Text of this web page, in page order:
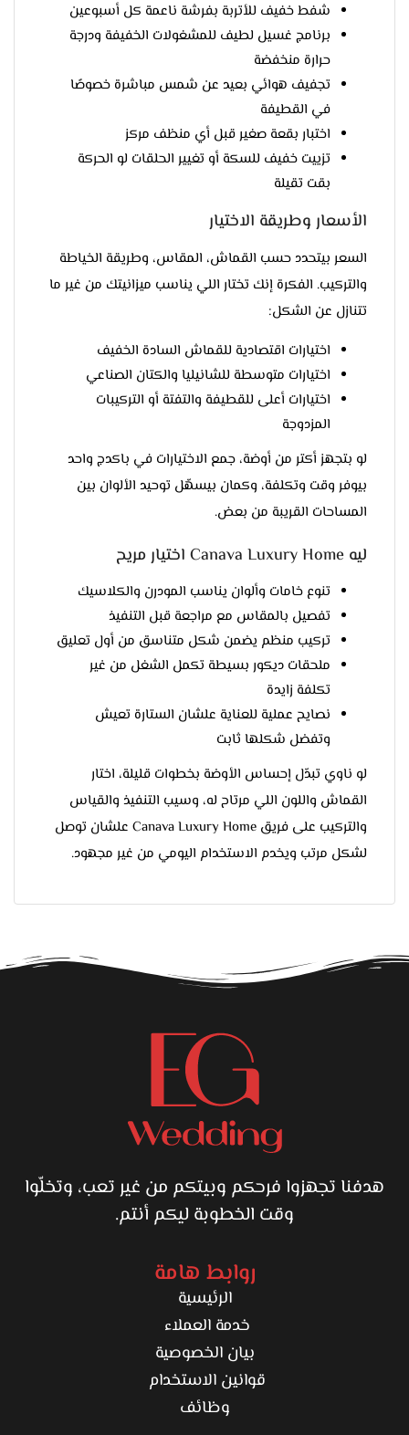
شفط خفيف للأتربة بفرشة ناعمة كل أسبوعين
برنامج غسيل لطيف للمشغولات الخفيفة ودرجة
حرارة منخفضة
تجفيف هوائي بعيد عن شمس مباشرة خصوصًا
في القطيفة
اختبار بقعة صغير قبل أي منظف مركز
تزييت خفيف للسكة أو تغيير الحلقات لو الحركة
بقت تقيلة
الأسعار وطريقة الاختيار
السعر بيتحدد حسب القماش، المقاس، وطريقة الخياطة
والتركيب. الفكرة إنك تختار اللي يناسب ميزانيتك من غير ما
تتنازل عن الشكل:
اختيارات اقتصادية للقماش السادة الخفيف
اختيارات متوسطة للشانيليا والكتان الصناعي
اختيارات أعلى للقطيفة والتفتة أو التركيبات
المزدوجة
لو بتجهز أكتر من أوضة، جمع الاختيارات في باكدج واحد
بيوفر وقت وتكلفة، وكمان بيسهّل توحيد الألوان بين
المساحات القريبة من بعض.
ليه Canava Luxury Home اختيار مريح
تنوع خامات وألوان يناسب المودرن والكلاسيك
تفصيل بالمقاس مع مراجعة قبل التنفيذ
تركيب منظم يضمن شكل متناسق من أول تعليق
ملحقات ديكور بسيطة تكمل الشغل من غير
تكلفة زايدة
نصايح عملية للعناية علشان الستارة تعيش
وتفضل شكلها ثابت
لو ناوي تبدّل إحساس الأوضة بخطوات قليلة، اختار
القماش واللون اللي مرتاح له، وسيب التنفيذ والقياس
والتركيب على فريق Canava Luxury Home علشان توصل
لشكل مرتب ويخدم الاستخدام اليومي من غير مجهود.
هدفنا تجهزوا فرحكم وبيتكم من غير تعب، وتخلّوا
وقت الخطوبة ليكم أنتم.
روابط هامة
الرئيسية
خدمة العملاء
بيان الخصوصية
قوانين الاستخدام
وظائف